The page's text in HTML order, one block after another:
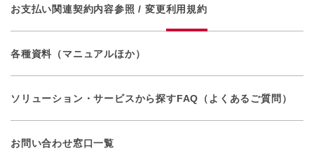
お支払い関連契約内容参照 / 変更利用規約
各種資料（マニュアルほか）
ソリューション・サービスから探すFAQ（よくあるご質問）
お問い合わせ窓口一覧